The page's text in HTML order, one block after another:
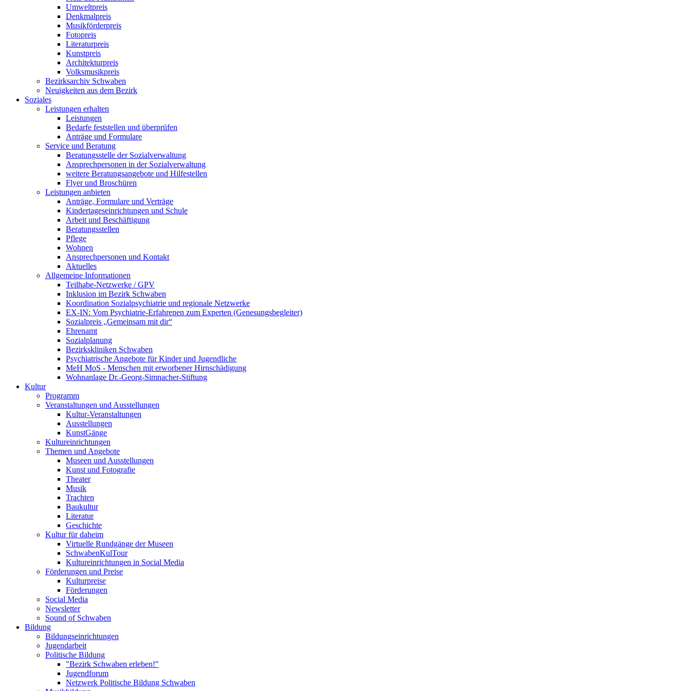
Umweltpreis
Denkmalpreis
Musikförderpreis
Fotopreis
Literaturpreis
Kunstpreis
Architekturpreis
Volksmusikpreis
Bezirksarchiv Schwaben
Neuigkeiten aus dem Bezirk
Soziales
Leistungen erhalten
Leistungen
Bedarfe feststellen und überprüfen
Anträge und Formulare
Service und Beratung
Beratungsstelle der Sozialverwaltung
Ansprechpersonen in der Sozialverwaltung
weitere Beratungsangebote und Hilfestellen
Flyer und Broschüren
Leistungen anbieten
Anträge, Formulare und Verträge
Kindertageseinrichtungen und Schule
Arbeit und Beschäftigung
Beratungsstellen
Pflege
Wohnen
Ansprechpersonen und Kontakt
Aktuelles
Allgemeine Informationen
Teilhabe-Netzwerke / GPV
Inklusion im Bezirk Schwaben
Koordination Sozialpsychiatrie und regionale Netzwerke
EX-IN: Vom Psychiatrie-Erfahrenen zum Experten (Genesungsbegleiter)
Sozialpreis „Gemeinsam mit dir“
Ehrenamt
Sozialplanung
Bezirkskliniken Schwaben
Psychiatrische Angebote für Kinder und Jugendliche
MeH MoS - Menschen mit erworbener Hirnschädigung
Wohnanlage Dr.-Georg-Simnacher-Stiftung
Kultur
Programm
Veranstaltungen und Ausstellungen
Kultur-Veranstaltungen
Ausstellungen
KunstGänge
Kultureinrichtungen
Themen und Angebote
Museen und Ausstellungen
Kunst und Fotografie
Theater
Musik
Trachten
Baukultur
Literatur
Geschichte
Kultur für daheim
Virtuelle Rundgänge der Museen
SchwabenKulTour
Kultureinrichtungen in Social Media
Förderungen und Preise
Kulturpreise
Förderungen
Social Media
Newsletter
Sound of Schwaben
Bildung
Bildungseinrichtungen
Jugendarbeit
Politische Bildung
"Bezirk Schwaben erleben!"
Jugendforum
Netzwerk Politische Bildung Schwaben